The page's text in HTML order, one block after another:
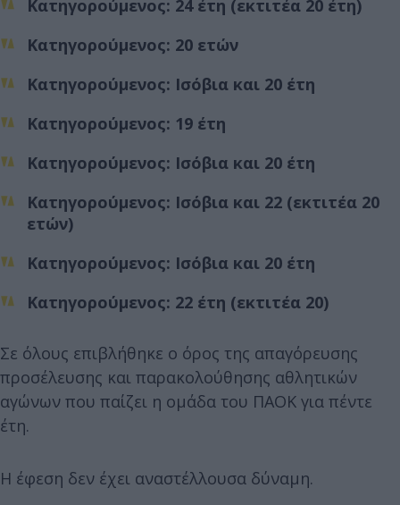
Κατηγορούμενος: 24 έτη (εκτιτέα 20 έτη)
Κατηγορούμενος: 20 ετών
Κατηγορούμενος: Ισόβια και 20 έτη
Κατηγορούμενος: 19 έτη
Κατηγορούμενος: Ισόβια και 20 έτη
Κατηγορούμενος: Ισόβια και 22 (εκτιτέα 20
ετών)
Κατηγορούμενος: Ισόβια και 20 έτη
Κατηγορούμενος: 22 έτη (εκτιτέα 20)
Σε όλους επιβλήθηκε ο όρος της απαγόρευσης
προσέλευσης και παρακολούθησης αθλητικών
αγώνων που παίζει η ομάδα του ΠΑΟΚ για πέντε
έτη.
Η έφεση δεν έχει αναστέλλουσα δύναμη.